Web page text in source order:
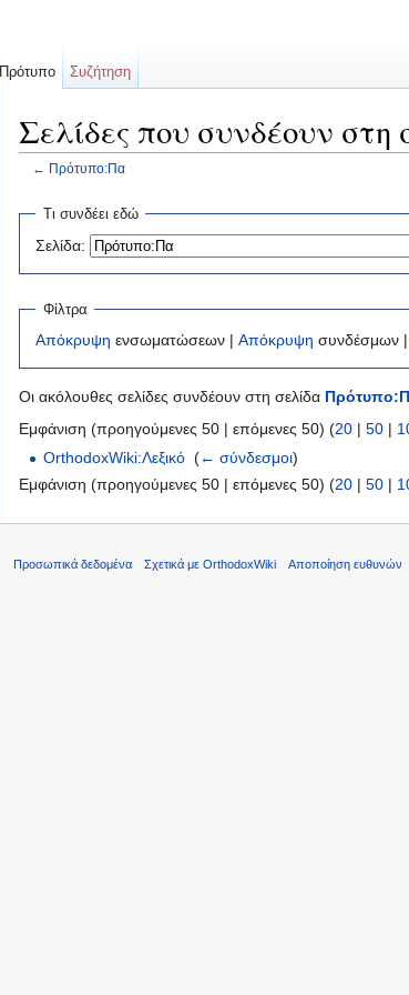
Σελίδες που συνδέουν
← Πρότυπο:Πα
Τι συνδέει εδώ
Σελίδα:
Φίλτρα
Απόκρυψη ενσωματώσεων | Απόκρυψη συνδέσμων |
Οι ακόλουθες σελίδες συνδέουν στη σελίδα
Εμφάνιση (προηγούμενες 50 | επόμενες 50) (20 | 50 |
OrthodoxWiki:Λεξικό ‎(← σύνδεσμοι)
Εμφάνιση (προηγούμενες 50 | επόμενες 50) (20 | 50 |
Πρότυπο Συζήτηση
Προσωπικά δεδομένα Σχετικά με OrthodoxWiki Αποποίηση ευθυνών